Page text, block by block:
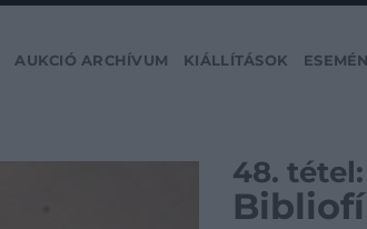
AUKCIÓ ARCHÍVUM KIÁLLÍTÁSOK
48. tétel: